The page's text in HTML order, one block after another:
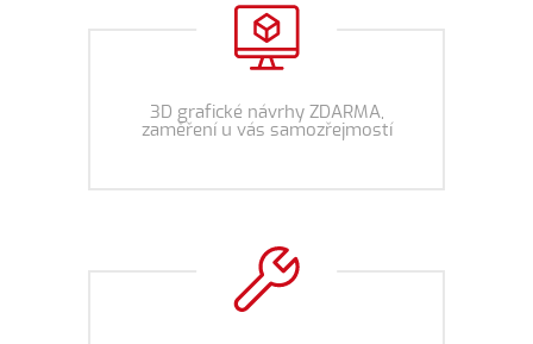
3D grafické návrhy ZDARMA,
zaměření u vás samozřejmostí